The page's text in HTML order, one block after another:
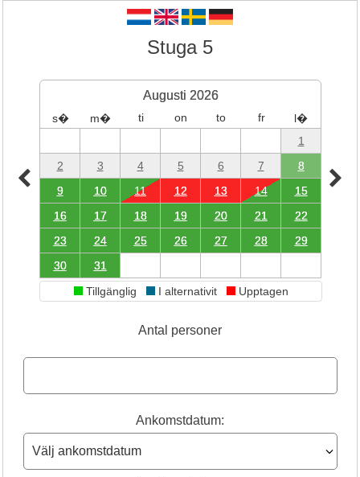
Stuga 5
Augusti 2026
s� m� ti on to fr
l�
1
2
3 4 5 6 7
8
9
10 11 12 13 14
15
16
17 18 19 20 21
22
23
24 25 26 27 28
29
30
31
Tillgänglig
I alternativit Upptagen
Antal personer
Ankomstdatum: